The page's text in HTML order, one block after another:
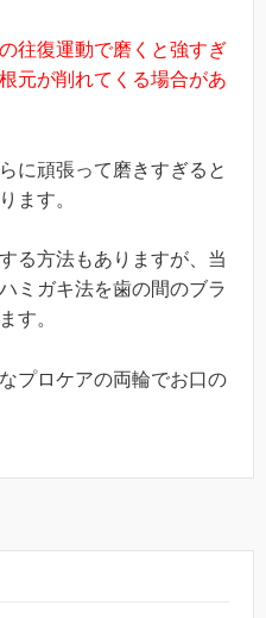
往復運動で磨くと強すぎ
元が削れてくる場合があ
に頑張って磨きすぎると
ます。
る方法もありますが、当
ミガキ法を歯の間のブラ
す。
プロケアの両輪でお口の